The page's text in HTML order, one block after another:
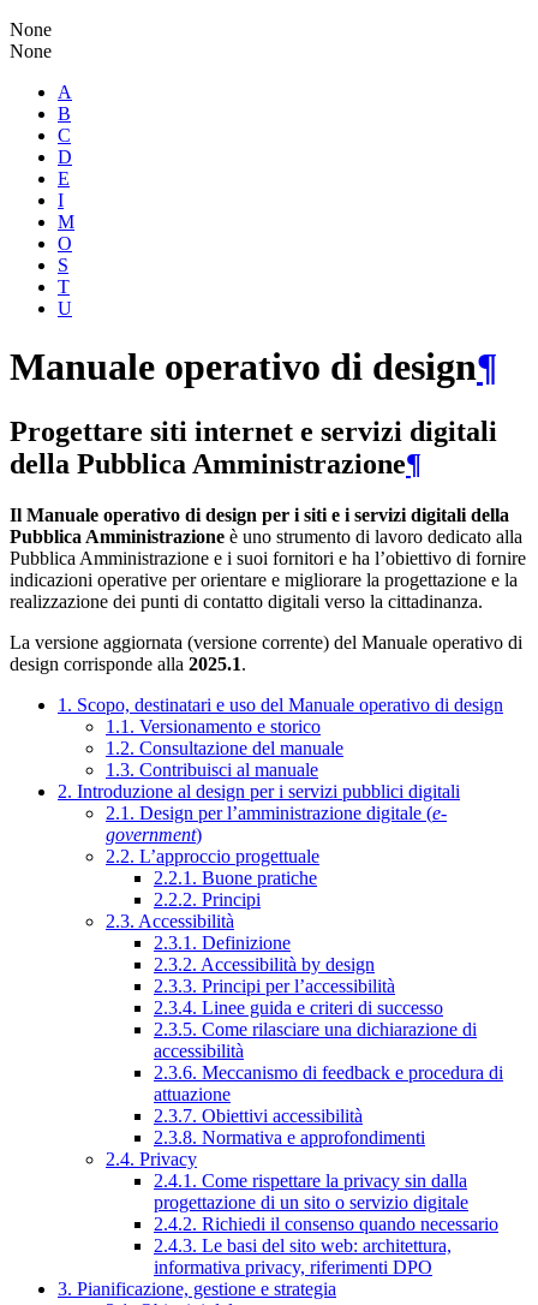
None
None
A
B
C
D
E
I
M
O
S
T
U
Manuale operativo di design¶
Progettare siti internet e servizi digitali
della Pubblica Amministrazione¶
Il Manuale operativo di design per i siti e i servizi digitali della
Pubblica Amministrazione è uno strumento di lavoro dedicato alla
Pubblica Amministrazione e i suoi fornitori e ha l’obiettivo di fornire
indicazioni operative per orientare e migliorare la progettazione e la
realizzazione dei punti di contatto digitali verso la cittadinanza.
La versione aggiornata (versione corrente) del Manuale operativo di
design corrisponde alla 2025.1.
1. Scopo, destinatari e uso del Manuale operativo di design
1.1. Versionamento e storico
1.2. Consultazione del manuale
1.3. Contribuisci al manuale
2. Introduzione al design per i servizi pubblici digitali
2.1. Design per l’amministrazione digitale (e-
government)
2.2. L’approccio progettuale
2.2.1. Buone pratiche
2.2.2. Principi
2.3. Accessibilità
2.3.1. Definizione
2.3.2. Accessibilità by design
2.3.3. Principi per l’accessibilità
2.3.4. Linee guida e criteri di successo
2.3.5. Come rilasciare una dichiarazione di
accessibilità
2.3.6. Meccanismo di feedback e procedura di
attuazione
2.3.7. Obiettivi accessibilità
2.3.8. Normativa e approfondimenti
2.4. Privacy
2.4.1. Come rispettare la privacy sin dalla
progettazione di un sito o servizio digitale
2.4.2. Richiedi il consenso quando necessario
2.4.3. Le basi del sito web: architettura,
informativa privacy, riferimenti DPO
3. Pianificazione, gestione e strategia